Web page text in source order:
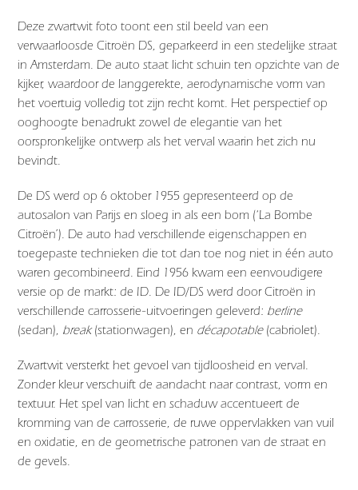
Deze zwartwit foto toont een stil beeld van een
verwaarloosde Citroën DS, geparkeerd in een stedelijke straat
in Amsterdam. De auto staat licht schuin ten opzichte van de
kijker, waardoor de langgerekte, aerodynamische vorm van
het voertuig volledig tot zijn recht komt. Het perspectief op
ooghoogte benadrukt zowel de elegantie van het
oorspronkelijke ontwerp als het verval waarin het zich nu
bevindt.
De DS werd op 6 oktober 1955 gepresenteerd op de
autosalon van Parijs en sloeg in als een bom (‘La Bombe
Citroën’). De auto had verschillende eigenschappen en
toegepaste technieken die tot dan toe nog niet in één auto
waren gecombineerd. Eind 1956 kwam een eenvoudigere
versie op de markt: de ID. De ID/DS werd door Citroën in
verschillende carrosserie-uitvoeringen geleverd: berline
(sedan), break(stationwagen), en décapotable(cabriolet).
Zwartwit versterkt het gevoel van tijdloosheid en verval.
Zonder kleur verschuift de aandacht naar contrast, vorm en
textuur. Het spel van licht en schaduw accentueert de
kromming van de carrosserie, de ruwe oppervlakken van vuil
en oxidatie, en de geometrische patronen van de straat en
de gevels.